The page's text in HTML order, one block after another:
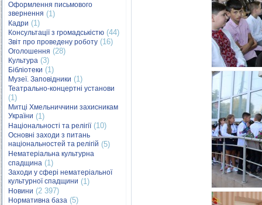
Оформлення письмового
звернення (1)
Кадри (1)
Консультації з громадськістю (44)
Звіт про проведену роботу (16)
Оголошення (28)
Культура (3)
Бібліотеки (1)
Музеї. Заповідники (1)
Театрально-концертні установи
(1)
Митці Хмельниччини захисникам
України (1)
Національності та релігії(10)
Основні заходи з питань
національностей та релігій (5)
Нематеріальна культурна
спадщина (1)
Заходи у сфері нематеріальної
культурної спадщини (1)
Новини (2 397)
Нормативна база (5)